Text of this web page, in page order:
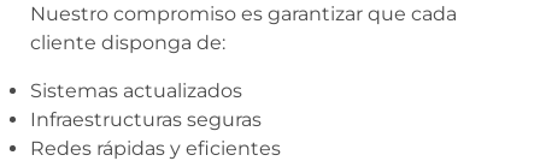
Nuestro compromiso es garantizar que cada
cliente disponga de:
Sistemas actualizados
Infraestructuras seguras
Redes rápidas y eficientes